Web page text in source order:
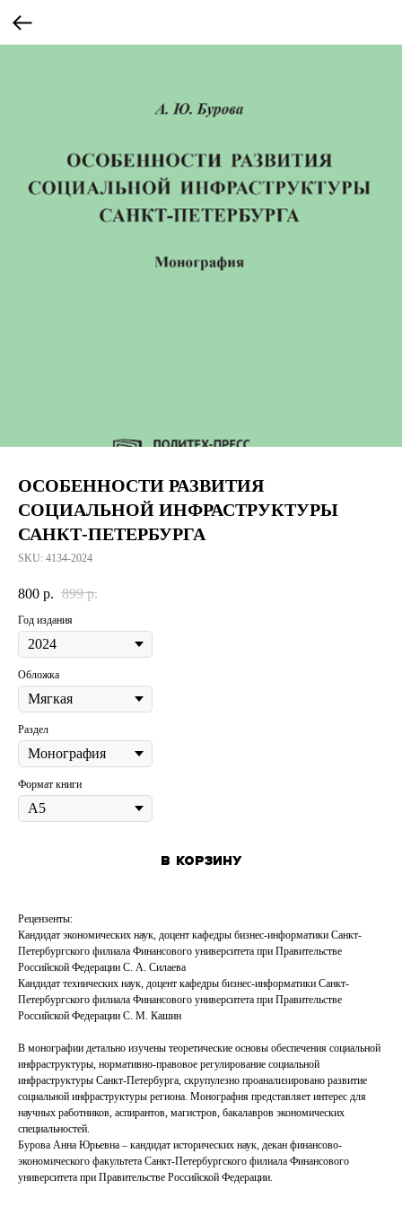
ОСОБЕННОСТИ РАЗВИТИЯ
СОЦИАЛЬНОЙ ИНФРАСТРУКТУРЫ
САНКТ-ПЕТЕРБУРГА
SKU: 4134-2024
800 р. 899 р.
Год издания
Обложка
Раздел
Формат книги
В корзину
Рецензенты:
Кандидат экономических наук, доцент кафедры бизнес-информатики Санкт-
Петербургского филиала Финансового университета при Правительстве
Российской Федерации С. А. Силаева
Кандидат технических наук, доцент кафедры бизнес-информатики Санкт-
Петербургского филиала Финансового университета при Правительстве
Российской Федерации С. М. Кашин
В монографии детально изучены теоретические основы обеспечения социальной
инфраструктуры, нормативно-правовое регулирование социальной
инфраструктуры Санкт-Петербурга, скрупулезно проанализировано развитие
социальной инфраструктуры региона. Монография представляет интерес для
научных работников, аспирантов, магистров, бакалавров экономических
специальностей.
Бурова Анна Юрьевна – кандидат исторических наук, декан финансово-
экономического факультета Санкт-Петербургского филиала Финансового
университета при Правительстве Российской Федерации.